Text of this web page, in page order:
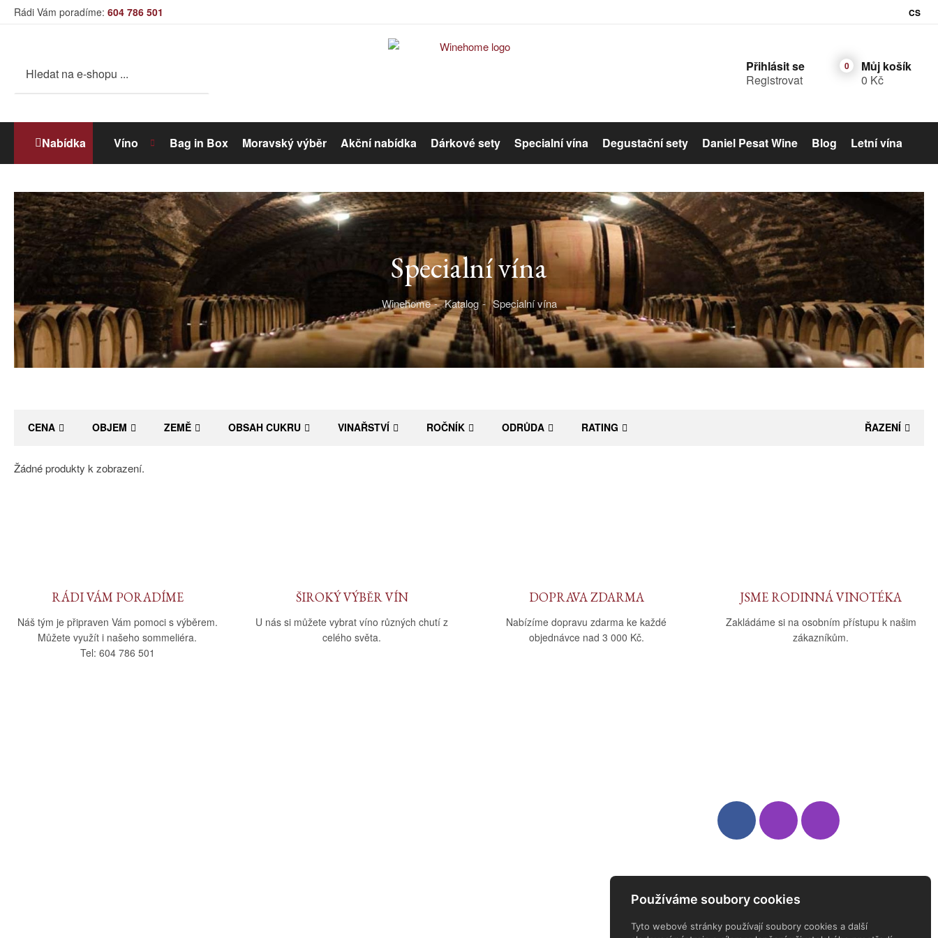
Používáme soubory cookies
Tyto webové stránky používají soubory cookies a další
Rádi Vám poradíme: 604 786 501 CS
Přihlásit se
Registrovat
Můj košík
0 Kč
Nabídka Víno
Bílé víno Červené víno Růžové víno Šumivé víno
Dolihované víno Organická vína
Bag in Box Moravský výběr Akční nabídka Dárkové sety Specialní vína Degustační sety Daniel Pesat Wine Blog Letní vína
Specialní vína
Winehome Katalog Specialní vína
CENA OBJEM ZEMĚ OBSAH CUKRU VINAŘSTVÍ ROČNÍK ODRŮDA RATING ŘAZENÍ
Žádné produkty k zobrazení.
RÁDI VÁM PORADÍME
Náš tým je připraven Vám pomoci s výběrem.
Můžete využít i našeho sommeliéra.
Tel: 604 786 501
ŠIROKÝ VÝBĚR VÍN
U nás si můžete vybrat víno různých chutí z
celého světa.
DOPRAVA ZDARMA
Nabízíme dopravu zdarma ke každé
objednávce nad 3 000 Kč.
JSME RODINNÁ VINOTÉKA
Zakládáme si na osobním přístupu k našim
zákazníkům.